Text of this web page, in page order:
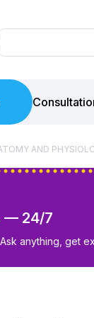
AND
— 24/7
anything, get